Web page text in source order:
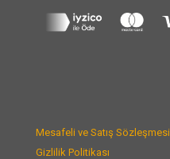
Mesafeli ve Satış Sözleşmesi
Gizlilik Politikası